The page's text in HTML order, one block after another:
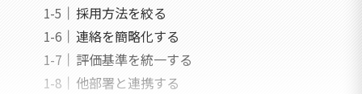
採用方法を絞る
連絡を簡略化する
評価基準を統一する
他部署と連携する